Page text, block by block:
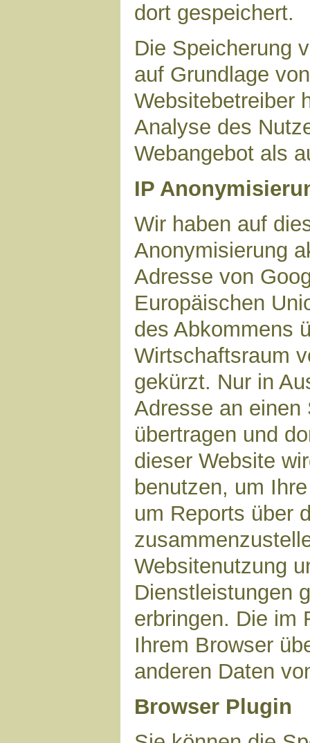
dort gespeichert.
Die Speicherung
auf Grundlage
Websitebetreiber
Analyse des
Webangebot als
IP
Wir haben auf
Anonymisierung
Adresse von
Europäischen
des Abkommens
Wirtschaftsraum
gekürzt. Nur in
Adresse an einen
übertragen und
dieser Website
benutzen, um
um Reports über
Websitenutzung
Dienstleistungen
erbringen. Die im
Ihrem Browser
anderen Daten
Browser Plugin